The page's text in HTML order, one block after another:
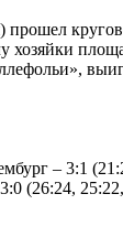
прошел
хозяйки
– 3:1
(26:24,